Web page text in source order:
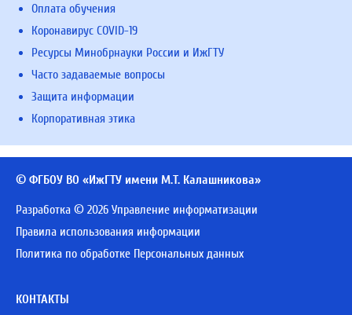
Оплата обучения
Коронавирус COVID-19
Ресурсы Минобрнауки России и ИжГТУ
Часто задаваемые вопросы
Защита информации
Корпоративная этика
© ФГБОУ ВО «ИжГТУ имени М.Т. Калашникова»
Разработка © 2026 Управление информатизации
Правила использования информации
Политика по обработке Персональных данных
КОНТАКТЫ